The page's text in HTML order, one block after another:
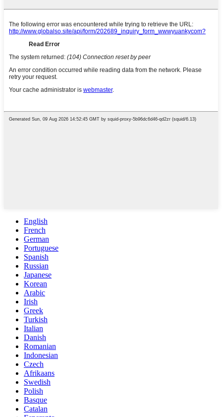
English
French
German
Portuguese
Spanish
Russian
Japanese
Korean
Arabic
Irish
Greek
Turkish
Italian
Danish
Romanian
Indonesian
Czech
Afrikaans
Swedish
Polish
Basque
Catalan